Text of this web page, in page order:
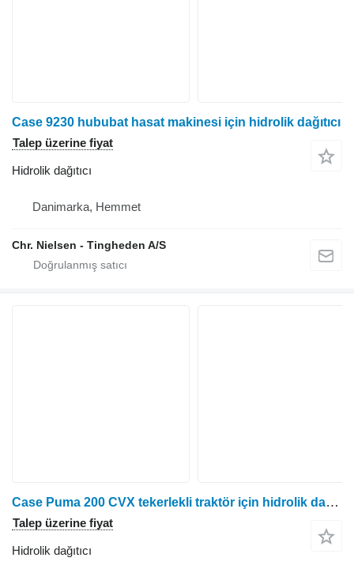
Case 9230 hububat hasat makinesi için hidrolik dağıtıcı
Talep üzerine fiyat
Hidrolik dağıtıcı
Danimarka, Hemmet
Chr. Nielsen - Tingheden A/S
Case Puma 200 CVX tekerlekli traktör için hidrolik dağıtıcı
Talep üzerine fiyat
Hidrolik dağıtıcı